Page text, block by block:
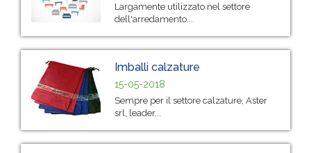
Largamente utilizzato nel settore
dell'arredamento...
Imballi calzature
15-05-2018
Sempre per il settore calzature, Aster
srl, leader...